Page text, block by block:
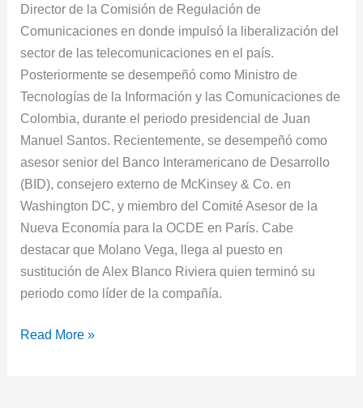
Director de la Comisión de Regulación de
Comunicaciones en donde impulsó la liberalización del
sector de las telecomunicaciones en el país. ​
Posteriormente se desempeñó como Ministro de
Tecnologías de la Información y las Comunicaciones de
Colombia, durante el periodo presidencial de Juan
Manuel Santos. Recientemente, se desempeñó como
asesor senior del Banco Interamericano de Desarrollo
(BID), consejero externo de McKinsey & Co. en
Washington DC, y miembro del Comité Asesor de la
Nueva Economía para la OCDE en París. Cabe
destacar que Molano Vega, llega al puesto en
sustitución de Alex Blanco Riviera quien terminó su
periodo como líder de la compañía.
Read More »